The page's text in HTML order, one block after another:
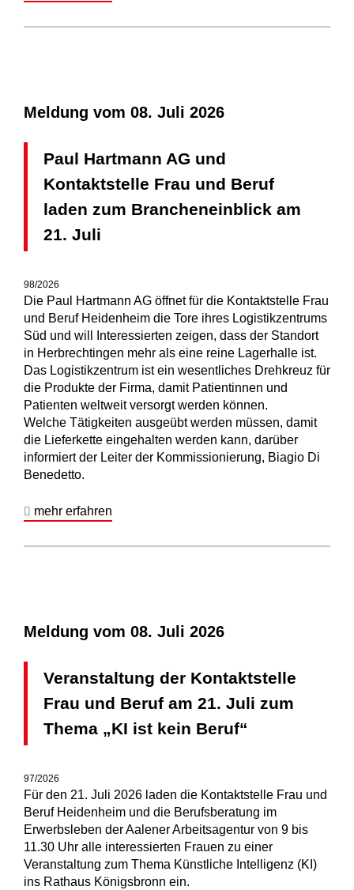
Meldung vom 08. Juli 2026
Paul Hartmann AG und
Kontaktstelle Frau und Beruf
laden zum Brancheneinblick am
21. Juli
98/2026
Die Paul Hartmann AG öffnet für die Kontaktstelle Frau
und Beruf Heidenheim die Tore ihres Logistikzentrums
Süd und will Interessierten zeigen, dass der Standort
in Herbrechtingen mehr als eine reine Lagerhalle ist.
Das Logistikzentrum ist ein wesentliches Drehkreuz für
die Produkte der Firma, damit Patientinnen und
Patienten weltweit versorgt werden können.
Welche Tätigkeiten ausgeübt werden müssen, damit
die Lieferkette eingehalten werden kann, darüber
informiert der Leiter der Kommissionierung, Biagio Di
Benedetto.
mehr erfahren
Meldung vom 08. Juli 2026
Veranstaltung der Kontaktstelle
Frau und Beruf am 21. Juli zum
Thema „KI ist kein Beruf“
97/2026
Für den 21. Juli 2026 laden die Kontaktstelle Frau und
Beruf Heidenheim und die Berufsberatung im
Erwerbsleben der Aalener Arbeitsagentur von 9 bis
11.30 Uhr alle interessierten Frauen zu einer
Veranstaltung zum Thema Künstliche Intelligenz (KI)
ins Rathaus Königsbronn ein.